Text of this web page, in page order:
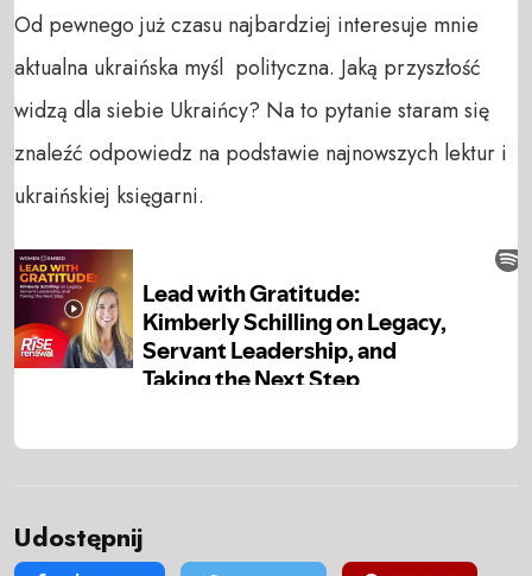
Od pewnego już czasu najbardziej interesuje mnie
aktualna ukraińska myśl polityczna. Jaką przyszłość
widzą dla siebie Ukraińcy? Na to pytanie staram się
znaleźć odpowiedz na podstawie najnowszych lektur i
ukraińskiej księgarni.
Udostępnij